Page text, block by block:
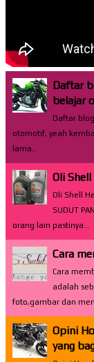
Daftar
belajar
Daftar
otomotif, yeah
lama...
Oli
Oli Shell
SUDUT
orang lain pastinya...
Cara
Cara
adalah
foto,gambar dan
Opini
yang